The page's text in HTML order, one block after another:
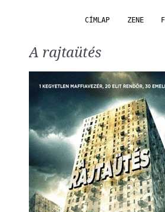
CÍMLAP ZENE
A rajtaütés